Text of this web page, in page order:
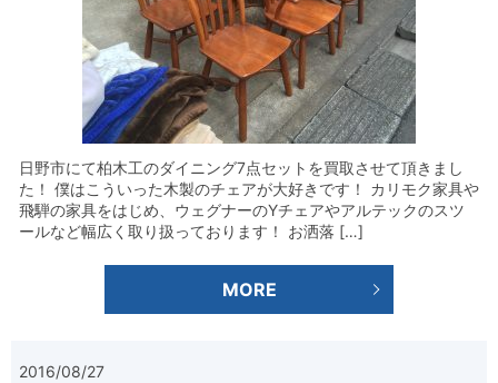
日野市にて柏木工のダイニング7点セットを買取させて頂きまし
た！ 僕はこういった木製のチェアが大好きです！ カリモク家具や
飛騨の家具をはじめ、ウェグナーのYチェアやアルテックのスツ
ールなど幅広く取り扱っております！ お洒落 […]
MORE
2016/08/27